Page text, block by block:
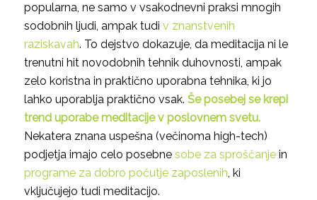
popularna, ne samo v vsakodnevni praksi mnogih
sodobnih ljudi, ampak tudi v znanstvenih
raziskavah. To dejstvo dokazuje, da meditacija ni le
trenutni hit novodobnih tehnik duhovnosti, ampak
zelo koristna in praktično uporabna tehnika, ki jo
lahko uporablja praktično vsak. Še posebej se krepi
trend uporabe meditacije v poslovnem svetu.
Nekatera znana uspešna (večinoma high-tech)
podjetja imajo celo posebne sobe za sproščanjein
programe za dobro počutje zaposlenih, ki
vključujejo tudi meditacijo.